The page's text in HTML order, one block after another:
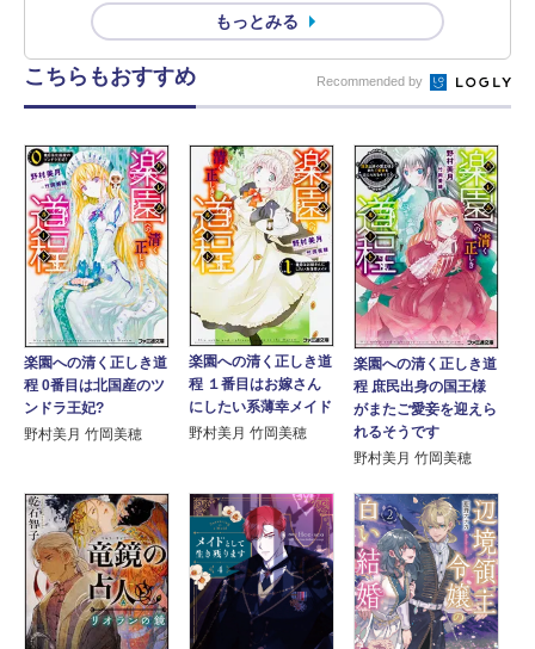
もっとみる
こちらもおすすめ Recommended by
楽園への清く正しき道
程 0番目は北国産のツ
ンドラ王妃?
野村美月 竹岡美穂
楽園への清く正しき道
程 １番目はお嫁さん
にしたい系薄幸メイド
野村美月 竹岡美穂
楽園への清く正しき道
程 庶民出身の国王様
がまたご愛妾を迎えら
れるそうです
野村美月 竹岡美穂